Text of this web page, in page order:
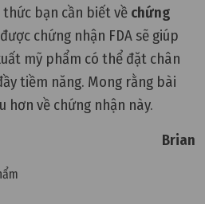
bạn cần biết về chứng
được chứng nhận FDA sẽ giúp
mỹ phẩm có thể đặt chân
tiềm năng. Mong rằng bài
hơn về chứng nhận này.
Brian